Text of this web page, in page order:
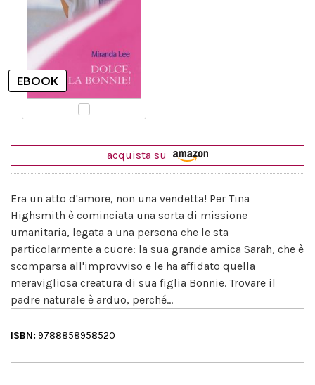
acquista su
Era un atto d'amore, non una vendetta! Per Tina
Highsmith è cominciata una sorta di missione
umanitaria, legata a una persona che le sta
particolarmente a cuore: la sua grande amica Sarah, che è
scomparsa all'improvviso e le ha affidato quella
meravigliosa creatura di sua figlia Bonnie. Trovare il
padre naturale è arduo, perché...
ISBN: 9788858958520